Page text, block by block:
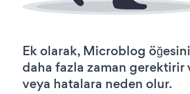
Ek olarak, Microblog
daha fazla zaman gerektirir
veya hatalara neden olur.